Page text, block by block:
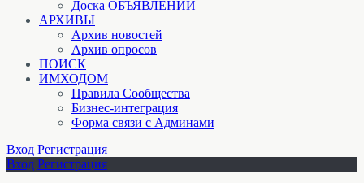
Доска ОБЪЯВЛЕНИЙ
АРХИВЫ
Архив новостей
Архив опросов
ПОИСК
ИМХОДОМ
Правила Сообщества
Бизнес-интеграция
Форма связи с Админами
Вход Регистрация
Вход Регистрация